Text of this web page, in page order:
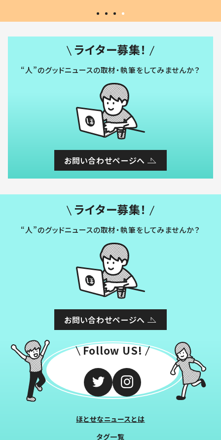
ライター募集！
“人”のグッドニュースの取材・執筆をしてみませんか？
お問い合わせページへ
ライター募集！
“人”のグッドニュースの取材・執筆をしてみませんか？
お問い合わせページへ
Follow US!
ほとせなニュースとは
タグ一覧